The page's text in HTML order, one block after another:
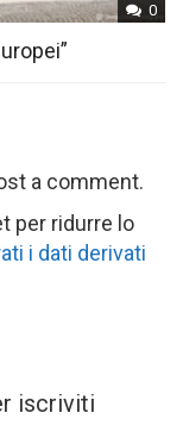
0
a comment.
per ridurre lo
i dati derivati
iscriviti